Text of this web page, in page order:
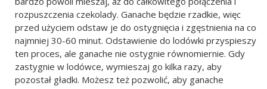
rozpuszczenia czekolady. Ganache będzie rzadkie, więc
przed użyciem odstaw je do ostygnięcia i zgęstnienia na co
najmniej 30-60 minut. Odstawienie do lodówki przyspieszy
ten proces, ale ganache nie ostygnie równomiernie. Gdy
zastygnie w lodówce, wymieszaj go kilka razy, aby
pozostał gładki. Możesz też pozwolić, aby ganache